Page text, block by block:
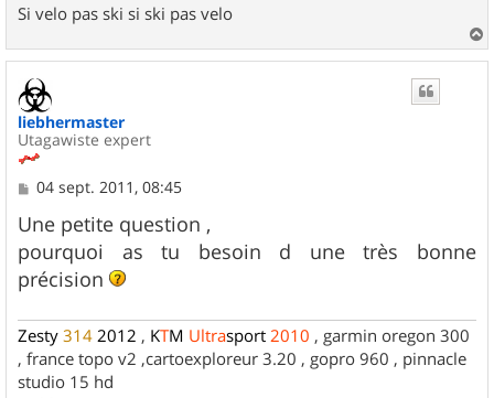
Si velo pas ski si ski pas velo
a
liebhermaster
Utagawiste expert
M
s
s
a
g
e
04 sept. 2011, 08:45
Une petite question ,
pourquoi as tu besoin d une très bonne
précision
Zesty 314 2012 , KTM Ultrasport 2010 , garmin oregon 300
, france topo v2 ,cartoexploreur 3.20 , gopro 960 , pinnacle
studio 15 hd